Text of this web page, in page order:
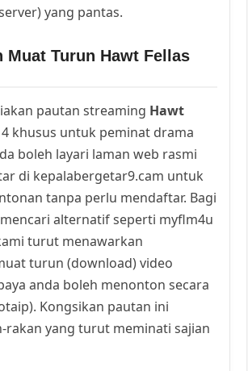
yang pantas.
Muat Turun Hawt Fellas
pautan streaming Hawt
4 khusus untuk peminat drama
boleh layari laman web rasmi
di kepalabergetar9.cam untuk
tanpa perlu mendaftar. Bagi
alternatif seperti myflm4u
turut menawarkan
turun (download) video
anda boleh menonton secara
Kongsikan pautan ini
rakan yang turut meminati sajian